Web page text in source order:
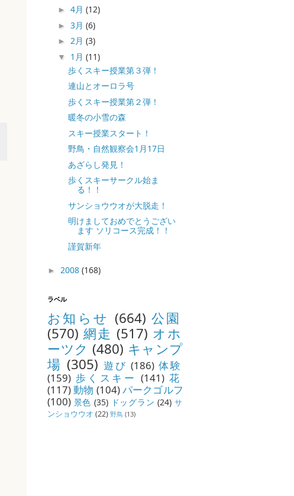
► 4月 (12)
► 3月 (6)
► 2月 (3)
▼ 1月 (11)
歩くスキー授業第３弾！
連山とオーロラ号
歩くスキー授業第２弾！
暖冬の小雪の森
スキー授業スタート！
野鳥・自然観察会1月17日
あざらし発見！
歩くスキーサークル始ま
る！！
サンショウウオが大脱走！
明けましておめでとうござい
ます ソリコース完成！！
謹賀新年
► 2008 (168)
ラベル
お知らせ (664) 公園
(570) 網走 (517) オホ
ーツク (480) キャンプ
場 (305) 遊び (186) 体験
(159) 歩くスキー (141) 花
(117)動物 (104)パークゴルフ
(100) 景色 (35) ドッグラン (24) サ
ンショウウオ (22) 野鳥 (13)